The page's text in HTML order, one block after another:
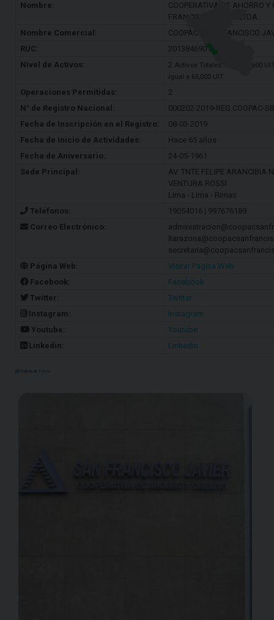
Nombre:
COOPERATIVA DE AHORRO Y
FRANCISCO JAVIER LTDA.
Nombre Comercial:
COOPÀC SAN FRANCISCO
RUC:
20138469019
Nivel de Activos:
2 Activos Totales: Mayor a 600
igual a 65,000 UIT
Operaciones Permitidas:
2
N° de Registro Nacional:
000202-2019-REG.COOPAC-
Fecha de Inscripción en el Registro:
08-03-2019
Fecha de Inicio de Actividades:
Hace 65 años
Fecha de Aniversario:
24-05-1961
Sede Principal:
AV. TNTE FELIPE ARANCIBIA
VENTURA ROSSI
Lima - Lima - Rimac
Teléfonos:
19054016 | 997676189
Correo Electrónico:
Página Web:
Visitar Pagina Web
Facebook:
Facebook
Twitter:
Twitter
Instagram:
Instagram
Youtube:
Youtube
Linkedin:
Linkedin
Galería de Fotos